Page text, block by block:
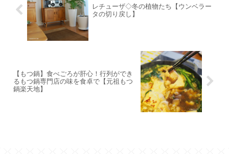
レチューザ◇冬の植物たち【ウンベラー
タの切り戻し】
【もつ鍋】食べごろが肝心！行列ができ
るもつ鍋専門店の味を食卓で【元祖もつ
鍋楽天地】